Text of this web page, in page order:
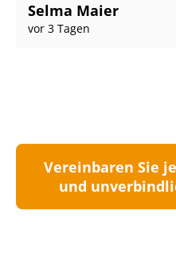
Selma Maier
vor 3 Tagen
Vereinbaren Sie
und